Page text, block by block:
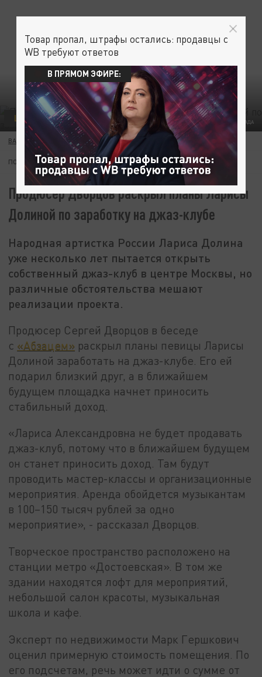
КОЛЛАЖ ЦАРЬГРАДА
ШОУ-БИЗНЕС
ВАСИЛИЙ ХАБАЧЕВ 17 ФЕВРАЛЯ 02:59
ПОДПИШИТЕСЬ:
Продюсер Дворцов раскрыл планы Ларисы
Долиной по заработку на джаз-клубе
Народная артистка России Лариса Долина
уже несколько лет пытается открыть
собственный джаз-клуб в центре Москвы, но
различные обстоятельства мешают
реализации проекта.
Продюсер Сергей Дворцов в беседе
с «Абзацем» раскрыл планы певицы Ларисы
Долиной заработать на джаз-клубе. Его ей
подарил близкий друг, а в ближайшем
будущем площадка начнет приносить
стабильный доход.
«Лариса Александровна не будет продавать
джаз-клуб, потому что в ближайшем будущем
он станет приносить доход. Там будут
проводить мастер-классы и организационные
мероприятия. Аренда обойдется музыкантам
в 100–150 тысяч рублей за одно
мероприятие», - рассказал Дворцов.
Творческое пространство расположено на
станции метро «Достоевская». В том же
здании находятся лофт для мероприятий,
небольшой салон красоты, музыкальная
школа и кафе.
Эксперт по недвижимости Марк Гершкович
оценил примерную стоимость помещения. По
его подсчетам, речь может идти о сумме от
Товар пропал, штрафы остались: продавцы с
WB требуют ответов
В ПРЯМОМ ЭФИРЕ: